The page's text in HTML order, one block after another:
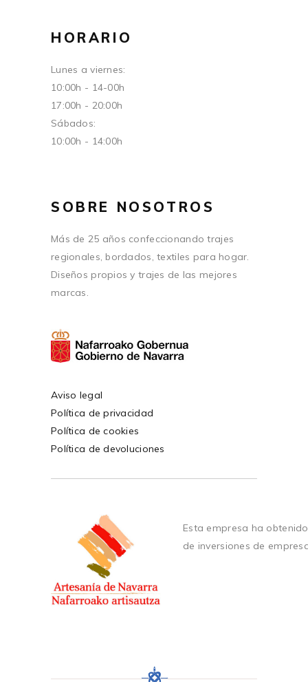
HORARIO
Lunes a viernes:
10:00h - 14-00h
17:00h - 20:00h
Sábados:
10:00h - 14:00h
SOBRE NOSOTROS
Más de 25 años confeccionando trajes
regionales, bordados, textiles para hogar.
Diseños propios y trajes de las mejores
marcas.
Aviso legal
Política de privacidad
Política de cookies
Política de devoluciones
Esta empresa ha
de inversiones de